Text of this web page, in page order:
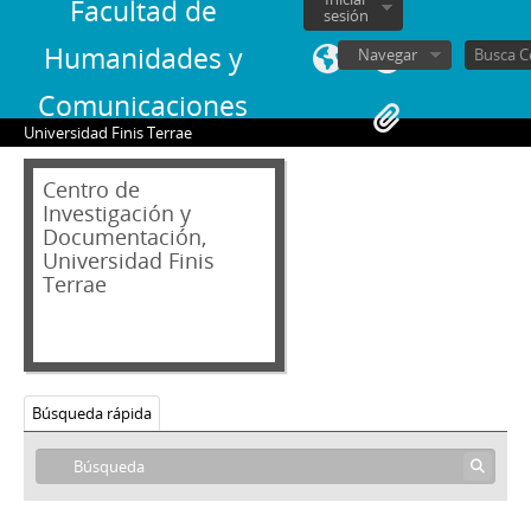
Facultad de
Humanidades y
Comunicaciones
sesión
Navegar
Universidad Finis Terrae
Centro de
Investigación y
Documentación,
Universidad Finis
Terrae
Búsqueda rápida
01 - Archivo audiovisual
VT - Videos Testimoniales